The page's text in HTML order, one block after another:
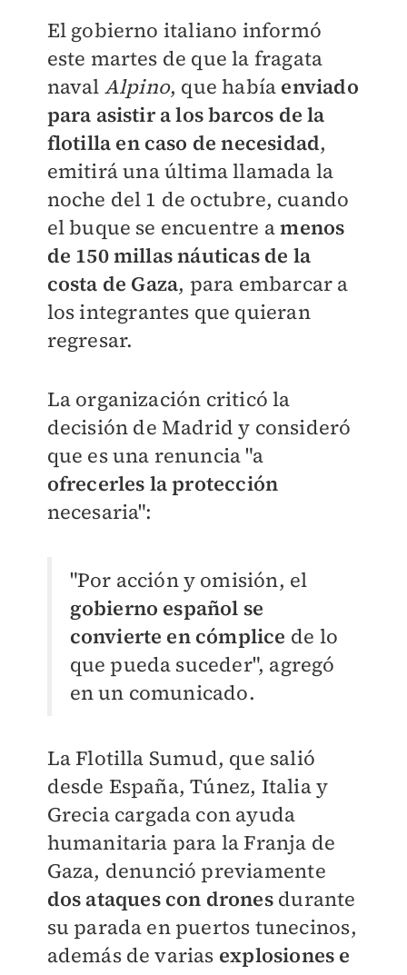
El gobierno italiano informó
este martes de que la fragata
naval Alpino, que había enviado
para asistir a los barcos de la
flotilla en caso de necesidad,
emitirá una última llamada la
noche del 1 de octubre, cuando
el buque se encuentre amenos
de 150 millas náuticas de la
costa de Gaza, para embarcar a
los integrantes que quieran
regresar.
La organización criticó la
decisión de Madrid y consideró
que es una renuncia "a
ofrecerles la protección
necesaria":
"Por acción y omisión, el
gobierno español se
convierte en cómplice de lo
que pueda suceder", agregó
en un comunicado.
La Flotilla Sumud, que salió
desde España, Túnez, Italia y
Grecia cargada con ayuda
humanitaria para la Franja de
Gaza, denunció previamente
dos ataques con drones durante
su parada en puertos tunecinos,
además de varias explosiones e